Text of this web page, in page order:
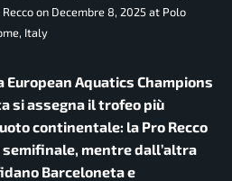
on Decembre 8, 2025 at Polo
Italy
European Aquatics Champions
si assegna il trofeo più
continentale: la Pro Recco
mentre dall’altra
Barceloneta e